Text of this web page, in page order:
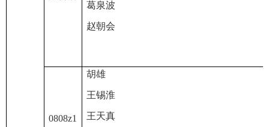
葛泉波
赵朝会
0808z1
胡雄
王锡淮
王天真